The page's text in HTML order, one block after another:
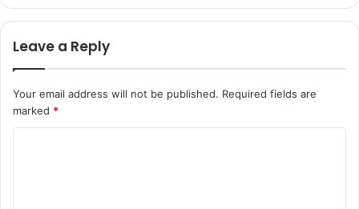
Leave a Reply
Your email address will not be published. Required fields are
marked *